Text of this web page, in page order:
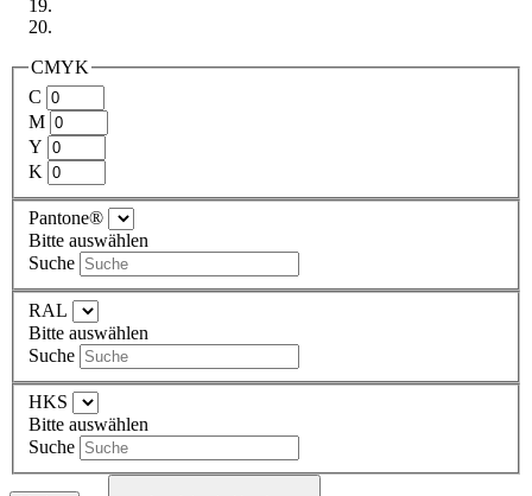
CMYK
C
M
Y
K
Pantone®
Bitte auswählen
Suche
RAL
Bitte auswählen
Suche
HKS
Bitte auswählen
Suche